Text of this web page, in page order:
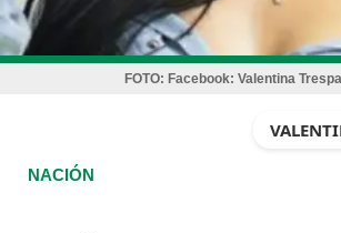
FOTO: Facebook: Valentina
NACIÓN